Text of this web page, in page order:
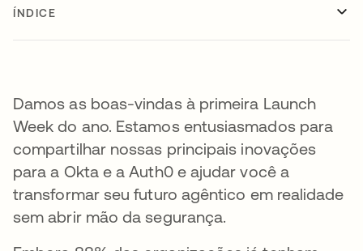
ÍNDICE
Damos as boas-vindas à primeira Launch
Week do ano. Estamos entusiasmados para
compartilhar nossas principais inovações
para a Okta e a Auth0 e ajudar você a
transformar seu futuro agêntico em realidade
sem abrir mão da segurança.